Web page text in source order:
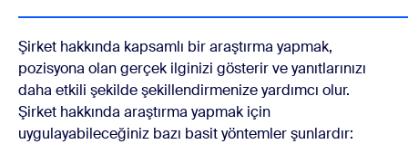
Şirket hakkında kapsamlı bir araştırma yapmak,
pozisyona olan gerçek ilginizi gösterir ve yanıtlarınızı
daha etkili şekilde şekillendirmenize yardımcı olur.
Şirket hakkında araştırma yapmak için
uygulayabileceğiniz bazı basit yöntemler şunlardır: